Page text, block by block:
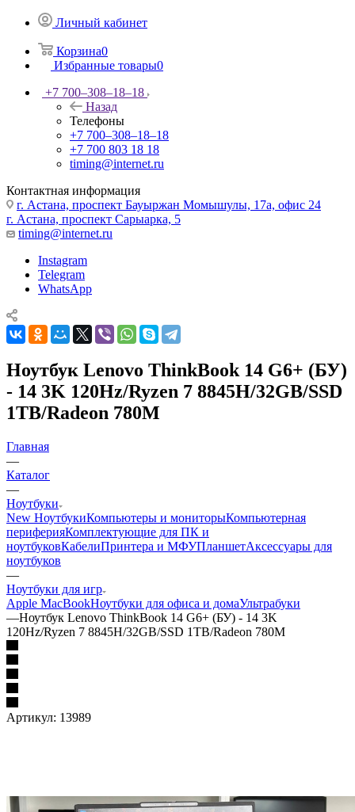
Личный кабинет
Корзина0
Избранные товары0
+7 700‒308‒18‒18
Назад
Телефоны
+7 700‒308‒18‒18
+7 700 803 18 18
timing@internet.ru
Контактная информация
г. Астана, проспект Бауыржан Момышулы, 17а, офис 24
г. Астана, проспект Сарыарка, 5
timing@internet.ru
Instagram
Telegram
WhatsApp
Ноутбук Lenovo ThinkBook 14 G6+ (БУ)
- 14 3K 120Hz/Ryzen 7 8845H/32GB/SSD
1TB/Radeon 780M
Главная
—
Каталог
—
Ноутбуки
New НоутбукиКомпьютеры и мониторыКомпьютерная
периферияКомплектующие для ПК и
ноутбуковКабелиПринтера и МФУПланшетАксессуары для
ноутбуков
—
Ноутбуки для игр
Apple MacBookНоутбуки для офиса и домаУльтрабуки
—Ноутбук Lenovo ThinkBook 14 G6+ (БУ) - 14 3K
120Hz/Ryzen 7 8845H/32GB/SSD 1TB/Radeon 780M
Артикул: 13989